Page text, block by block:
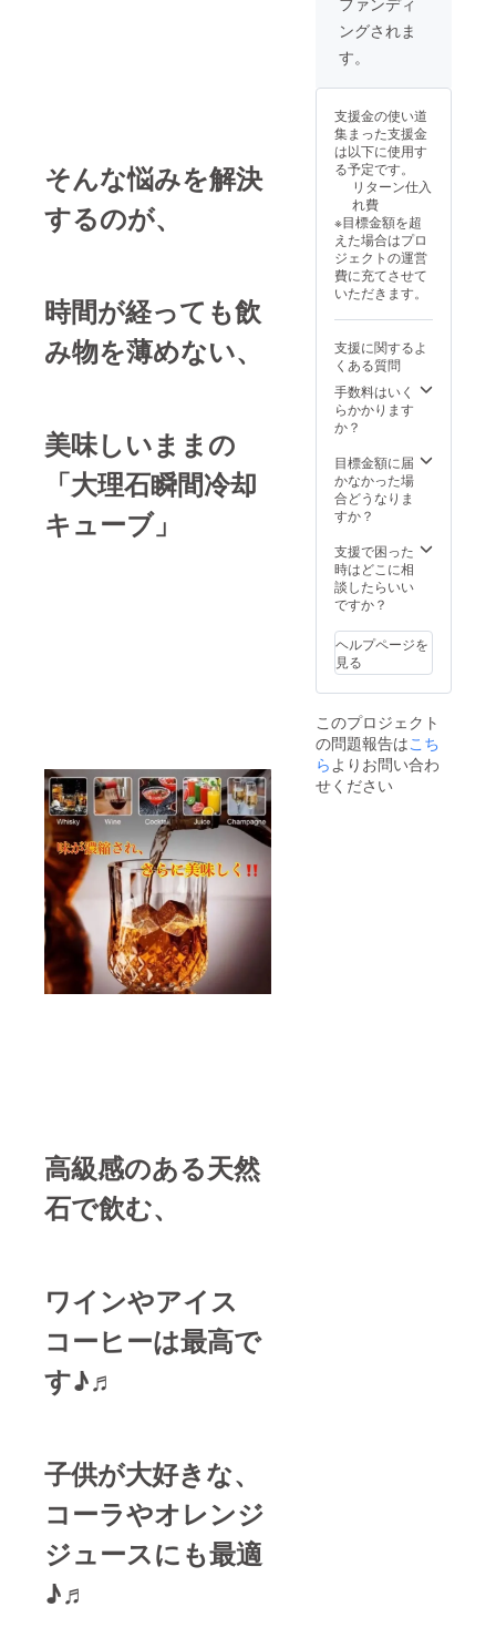
そんな悩みを解決
するのが、
時間が経っても飲
み物を薄めない、
美味しいままの
「大理石瞬間冷却
キューブ」
高級感のある天然
石で飲む、
ワインやアイス
コーヒーは最高で
す♪♬
子供が大好きな、
コーラやオレンジ
ジュースにも最適
♪♬
ングされま
す。
支援金の使い道
集まった支援金
は以下に使用す
る予定です。
リターン仕入
れ費
※目標金額を超
えた場合はプロ
ジェクトの運営
費に充てさせて
いただきます。
支援に関するよ
くある質問
手数料はいく
らかかります
か？
目標金額に届
かなかった場
合どうなりま
すか？
支援で困った
時はどこに相
談したらいい
ですか？
ヘルプページを
見る
このプロジェクト
の問題報告はこち
ら よりお問い合わ
せください